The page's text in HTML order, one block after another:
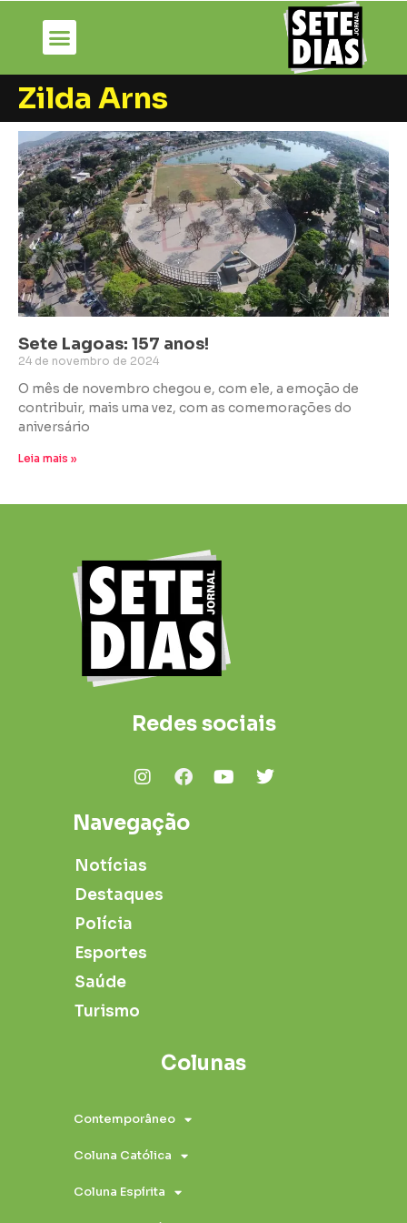
Zilda Arns
Sete Lagoas: 157 anos!
24 de novembro de 2024
O mês de novembro chegou e, com ele, a emoção de
contribuir, mais uma vez, com as comemorações do
aniversário
Leia mais »
Redes sociais
Navegação
Notícias
Destaques
Polícia
Esportes
Saúde
Turismo
Colunas
Contemporâneo
Coluna Católica
Coluna Espírita